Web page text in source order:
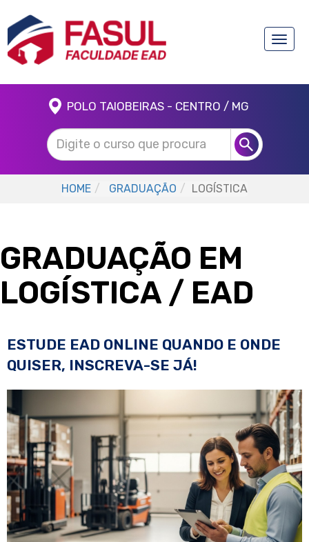
Toggle
POLO TAIOBEIRAS - CENTRO / MG
HOME GRADUAÇÃO LOGÍSTICA
GRADUAÇÃO EM
LOGÍSTICA / EAD
ESTUDE EAD ONLINE QUANDO E ONDE
QUISER, INSCREVA-SE JÁ!